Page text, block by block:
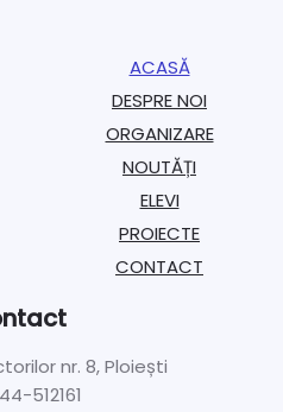
ACASĂ
DESPRE NOI
ORGANIZARE​
NOUTĂȚI
ELEVI
PROIECTE​
CONTACT
nr. 8, Ploiești
512161